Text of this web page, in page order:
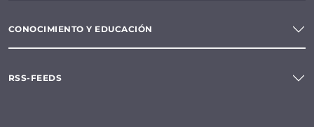
CONOCIMIENTO Y EDUCACIÓN
RSS-FEEDS